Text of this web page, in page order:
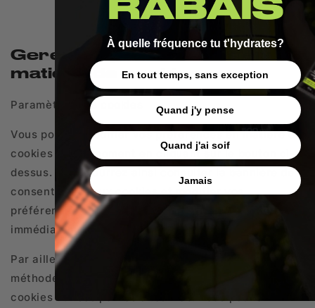
Gerer les preferences en
matiere de cookies
Paramètres des cookies
Vous pouvez modifier vos préférences en matière de
cookies à tout moment en cliquant sur le bouton ci-
dessus. Vous pourrez ainsi consulter la bannière de
consentement aux cookies et modifier vos
préférences ou retirer votre consentement
immédiatement.
Par ailleurs, chaque navigateur propose des
méthodes différentes pour bloquer et supprimer les
cookies utilisés par les sites web. Vous pouvez
À quelle fréquence tu t'hydrates?
En tout temps, sans exception
Quand j'y pense
Quand j'ai soif
Jamais